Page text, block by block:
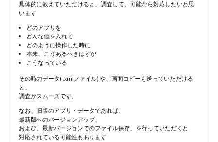
具体的に教えていただけると、調査して、可能なら対応したいと思
います
どのアプリを
どんな値を入れて
どのように操作した時に
本来、こうあるべきはずが
こうなっている
その時のデータ( .xmlファイル) や、画面コピーも送っていただける
と、
調査がスムーズです。
なお、旧版のアプリ・データであれば、
最新版へのバージョンアップ、
および、最新バージョンでのファイル保存、を行っていただくと
対応されている可能性もあります